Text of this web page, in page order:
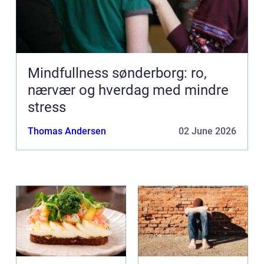
Mindfullness sønderborg: ro,
nærvær og hverdag med mindre
stress
Thomas Andersen 02 June 2026